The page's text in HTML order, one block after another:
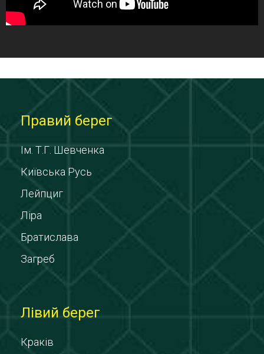
Правий берег
Ім. Т.Г. Шевченка
Київська Русь
Лейпциг
Ліра
Братислава
Загреб
Лівий берег
Краків